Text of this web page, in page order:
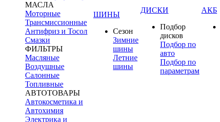
МАСЛА
Моторные
Трансмиссионные
Антифриз и Тосол
Смазки
ФИЛЬТРЫ
Масляные
Воздушные
Салонные
Топливные
АВТОТОВАРЫ
Автокосметика и
Автохимия
Электрика и
ШИНЫ
Сезон
Зимние
шины
Летние
шины
ДИСКИ
Подбор
дисков
Подбор по
авто
Подбор по
параметрам
АКБ